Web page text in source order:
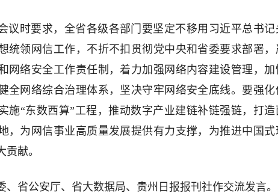
议时要求，全省各级各部门要坚定不移用习近平总书记
统领网信工作，不折不扣贯彻党中央和省委要求部署，
网络安全工作责任制，着力加强网络内容建设管理，加
全网络综合治理体系，坚决守牢网络安全底线。要强化
施“东数西算”工程，推动数字产业建链补链强链，打造
，为网信事业高质量发展提供有力支撑，为推进中国式
献。
、省公安厅、省大数据局、贵州日报报刊社作交流发言。